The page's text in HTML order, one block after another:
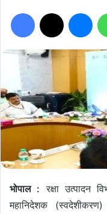
भोपाल : रक्षा उत्पादन
महानिदेशक